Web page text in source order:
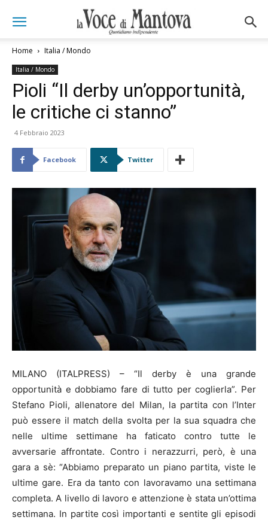
Home Italia / Mondo
Italia / Mondo
Pioli “Il derby un’opportunità,
le critiche ci stanno”
4 Febbraio 2023
Facebook Twitter
MILANO (ITALPRESS) – “Il derby è una grande
opportunità e dobbiamo fare di tutto per coglierla”. Per
Stefano Pioli, allenatore del Milan, la partita con l’Inter
può essere il match della svolta per la sua squadra che
nelle ultime settimane ha faticato contro tutte le
avversarie affrontate. Contro i nerazzurri, però, è una
gara a sè: “Abbiamo preparato un piano partita, viste le
ultime gare. Era da tanto con lavoravamo una settimana
completa. A livello di lavoro e attenzione è stata un’ottima
settimana. In partite così importanti e sentite gli episodi